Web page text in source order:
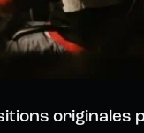
originales